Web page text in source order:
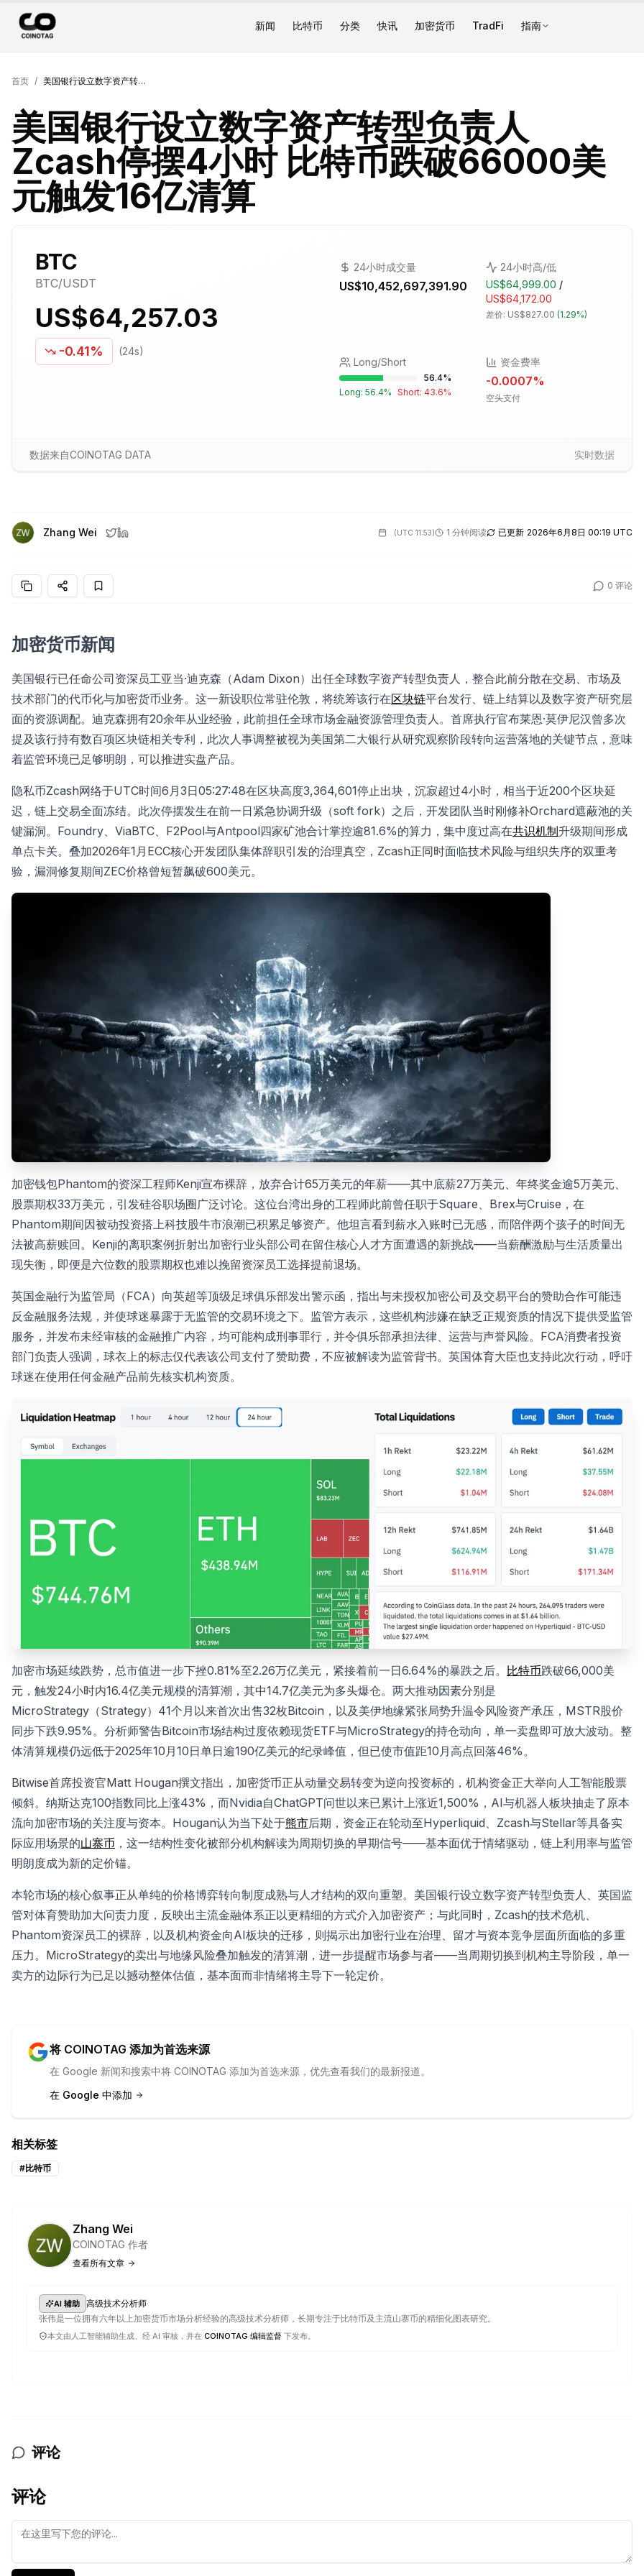
新闻 比特币 分类 快讯 加密货币 TradFi 指南
首页 / 美国银行设立数字资产转型负责人 Zcash停摆4小时 比特币跌破66000美元触发16亿清算
美国银行设立数字资产转型负责人
Zcash停摆4小时 比特币跌破66000美
元触发16亿清算
BTC
BTC/USDT
US$64,257.03
-0.41% (24s)
24小时成交量
US$10,452,697,391.90
24小时高/低
US$64,999.00 /
US$64,172.00
差价: US$827.00 (1.29%)
Long/Short
56.4%
Long: 56.4% Short: 43.6%
资金费率
-0.0007%
空头支付
数据来自COINOTAG DATA 实时数据
Zhang Wei (UTC 11:53) 1 分钟阅读 已更新 2026年6月8日 00:19 UTC
0 评论
加密货币新闻
美国银行已任命公司资深员工亚当·迪克森（Adam Dixon）出任全球数字资产转型负责人，整合此前分散在交易、市场及
技术部门的代币化与加密货币业务。这一新设职位常驻伦敦，将统筹该行在区块链平台发行、链上结算以及数字资产研究层
面的资源调配。迪克森拥有20余年从业经验，此前担任全球市场金融资源管理负责人。首席执行官布莱恩·莫伊尼汉曾多次
提及该行持有数百项区块链相关专利，此次人事调整被视为美国第二大银行从研究观察阶段转向运营落地的关键节点，意味
着监管环境已足够明朗，可以推进实盘产品。
隐私币Zcash网络于UTC时间6月3日05:27:48在区块高度3,364,601停止出块，沉寂超过4小时，相当于近200个区块延
迟，链上交易全面冻结。此次停摆发生在前一日紧急协调升级（soft fork）之后，开发团队当时刚修补Orchard遮蔽池的关
键漏洞。Foundry、ViaBTC、F2Pool与Antpool四家矿池合计掌控逾81.6%的算力，集中度过高在共识机制升级期间形成
单点卡关。叠加2026年1月ECC核心开发团队集体辞职引发的治理真空，Zcash正同时面临技术风险与组织失序的双重考
验，漏洞修复期间ZEC价格曾短暂飙破600美元。
加密钱包Phantom的资深工程师Kenji宣布裸辞，放弃合计65万美元的年薪——其中底薪27万美元、年终奖金逾5万美元、
股票期权33万美元，引发硅谷职场圈广泛讨论。这位台湾出身的工程师此前曾任职于Square、Brex与Cruise，在
Phantom期间因被动投资搭上科技股牛市浪潮已积累足够资产。他坦言看到薪水入账时已无感，而陪伴两个孩子的时间无
法被高薪赎回。Kenji的离职案例折射出加密行业头部公司在留住核心人才方面遭遇的新挑战——当薪酬激励与生活质量出
现失衡，即便是六位数的股票期权也难以挽留资深员工选择提前退场。
英国金融行为监管局（FCA）向英超等顶级足球俱乐部发出警示函，指出与未授权加密公司及交易平台的赞助合作可能违
反金融服务法规，并使球迷暴露于无监管的交易环境之下。监管方表示，这些机构涉嫌在缺乏正规资质的情况下提供受监管
服务，并发布未经审核的金融推广内容，均可能构成刑事罪行，并令俱乐部承担法律、运营与声誉风险。FCA消费者投资
部门负责人强调，球衣上的标志仅代表该公司支付了赞助费，不应被解读为监管背书。英国体育大臣也支持此次行动，呼吁
球迷在使用任何金融产品前先核实机构资质。
加密市场延续跌势，总市值进一步下挫0.81%至2.26万亿美元，紧接着前一日6.64%的暴跌之后。 比特币跌破66,000美
元，触发24小时内16.4亿美元规模的清算潮，其中14.7亿美元为多头爆仓。两大推动因素分别是
MicroStrategy（Strategy）41个月以来首次出售32枚Bitcoin，以及美伊地缘紧张局势升温令风险资产承压，MSTR股价
同步下跌9.95%。分析师警告Bitcoin市场结构过度依赖现货ETF与MicroStrategy的持仓动向，单一卖盘即可放大波动。整
体清算规模仍远低于2025年10月10日单日逾190亿美元的纪录峰值，但已使市值距10月高点回落46%。
Bitwise首席投资官Matt Hougan撰文指出，加密货币正从动量交易转变为逆向投资标的，机构资金正大举向人工智能股票
倾斜。纳斯达克100指数同比上涨43%，而Nvidia自ChatGPT问世以来已累计上涨近1,500%，AI与机器人板块抽走了原本
流向加密市场的关注度与资本。Hougan认为当下处于熊市后期，资金正在轮动至Hyperliquid、Zcash与Stellar等具备实
际应用场景的山寨币 ，这一结构性变化被部分机构解读为周期切换的早期信号——基本面优于情绪驱动，链上利用率与监管
明朗度成为新的定价锚。
本轮市场的核心叙事正从单纯的价格博弈转向制度成熟与人才结构的双向重塑。美国银行设立数字资产转型负责人、英国监
管对体育赞助加大问责力度，反映出主流金融体系正以更精细的方式介入加密资产；与此同时，Zcash的技术危机、
Phantom资深员工的裸辞，以及机构资金向AI板块的迁移，则揭示出加密行业在治理、留才与资本竞争层面所面临的多重
压力。MicroStrategy的卖出与地缘风险叠加触发的清算潮，进一步提醒市场参与者——当周期切换到机构主导阶段，单一
卖方的边际行为已足以撼动整体估值，基本面而非情绪将主导下一轮定价。
将 COINOTAG 添加为首选来源
在 Google 新闻和搜索中将 COINOTAG 添加为首选来源，优先查看我们的最新报道。
在 Google 中添加
相关标签
#比特币
Zhang Wei
COINOTAG 作者
查看所有文章
AI 辅助 高级技术分析师·
张伟是一位拥有六年以上加密货币市场分析经验的高级技术分析师，长期专注于比特币及主流山寨币的精细化图表研究。
本文由人工智能辅助生成、经 AI 审核，并在 COINOTAG 编辑监督 下发布。
评论
评论